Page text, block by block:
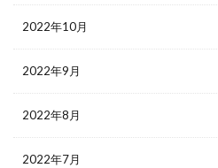
2022年10月
2022年9月
2022年8月
2022年7月